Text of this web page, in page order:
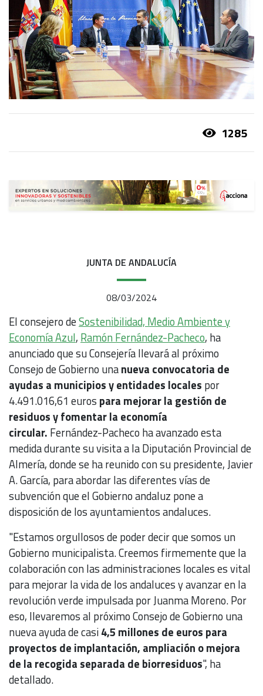
1285
JUNTA DE ANDALUCÍA
08/03/2024
El consejero deSostenibilidad, Medio Ambiente y
Economía Azul, Ramón Fernández-Pacheco, ha
anunciado que su Consejería llevará al próximo
Consejo de Gobierno unanueva convocatoria de
ayudas a municipios y entidades locales por
4.491.016,61 euros para mejorar la gestión de
residuos y fomentar la economía
circular. Fernández-Pacheco ha avanzado esta
medida durante su visita a la Diputación Provincial de
Almería, donde se ha reunido con su presidente, Javier
A. García, para abordar las diferentes vías de
subvención que el Gobierno andaluz pone a
disposición de los ayuntamientos andaluces.
"Estamos orgullosos de poder decir que somos un
Gobierno municipalista. Creemos firmemente que la
colaboración con las administraciones locales es vital
para mejorar la vida de los andaluces y avanzar en la
revolución verde impulsada por Juanma Moreno. Por
eso, llevaremos al próximo Consejo de Gobierno una
nueva ayuda de casi4,5 millones de euros para
proyectos de implantación, ampliación o mejora
de la recogida separada de biorresiduos", ha
detallado.